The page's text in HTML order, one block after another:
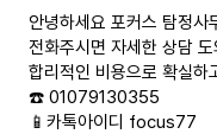
안녕하세요 포커스 탐정
전화주시면 자세한 상담
합리적인 비용으로 확실하
☎️ 01079130355
📱카톡아이디 focus77